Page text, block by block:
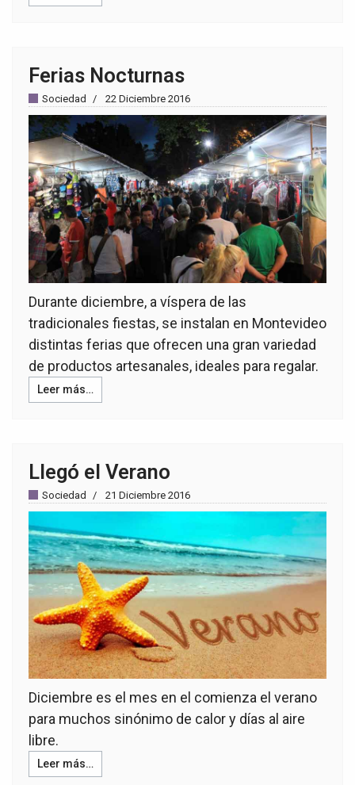
Ferias Nocturnas
Sociedad 22 Diciembre 2016
Durante diciembre, a víspera de las
tradicionales fiestas, se instalan en Montevideo
distintas ferias que ofrecen una gran variedad
de productos artesanales, ideales para regalar.
Leer más…
Llegó el Verano
Sociedad 21 Diciembre 2016
Diciembre es el mes en el comienza el verano
para muchos sinónimo de calor y días al aire
libre.
Leer más…